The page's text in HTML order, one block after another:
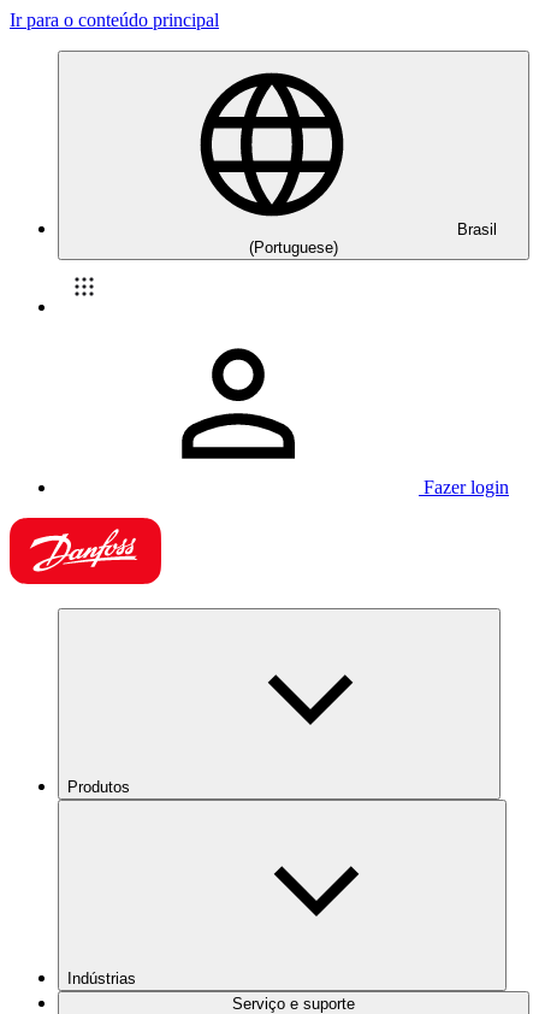
Ir para o conteúdo principal
Brasil
(Portuguese)
Fazer login
Produtos
Indústrias
Serviço e suporte